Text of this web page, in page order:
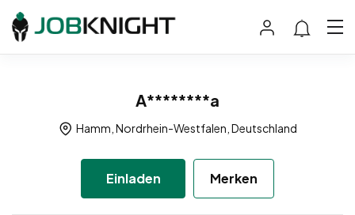
A********a
Hamm, Nordrhein-Westfalen, Deutschland
Einladen Merken